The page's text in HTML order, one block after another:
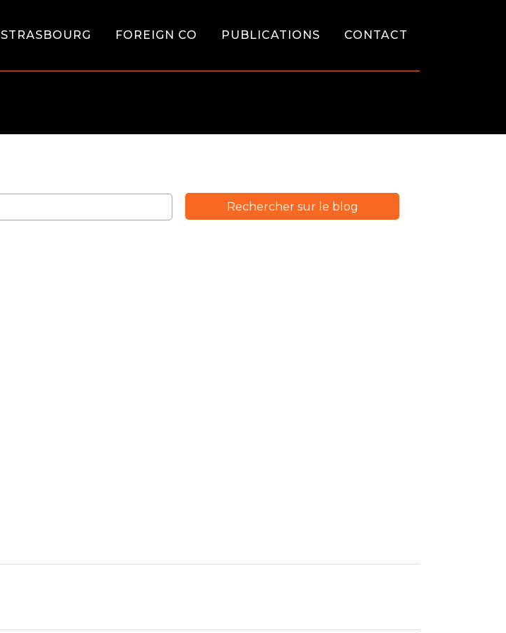
STRASBOURG FOREIGN CO PUBLICATIONS CONTACT